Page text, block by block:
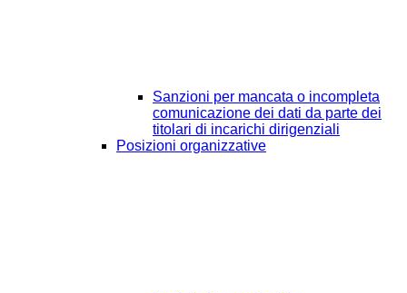
Sanzioni per mancata o incompleta
comunicazione dei dati da parte dei
titolari di incarichi dirigenziali
Posizioni organizzative